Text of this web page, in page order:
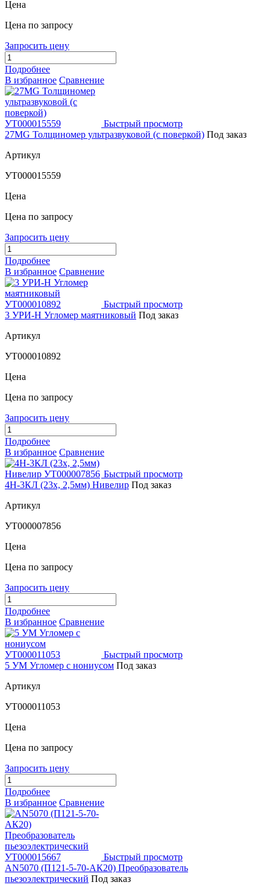
Цена
Цена по запросу
Запросить цену
Подробнее
В избранное Сравнение
Быстрый просмотр
27MG Толщиномер ультразвуковой (с поверкой) Под заказ
Артикул
УТ000015559
Цена
Цена по запросу
Запросить цену
Подробнее
В избранное Сравнение
Быстрый просмотр
3 УРИ-Н Угломер маятниковый Под заказ
Артикул
УТ000010892
Цена
Цена по запросу
Запросить цену
Подробнее
В избранное Сравнение
Быстрый просмотр
4Н-3КЛ (23х, 2,5мм) Нивелир Под заказ
Артикул
УТ000007856
Цена
Цена по запросу
Запросить цену
Подробнее
В избранное Сравнение
Быстрый просмотр
5 УМ Угломер с нониусом Под заказ
Артикул
УТ000011053
Цена
Цена по запросу
Запросить цену
Подробнее
В избранное Сравнение
Быстрый просмотр
AN5070 (П121-5-70-АК20) Преобразователь
пьезоэлектрический Под заказ